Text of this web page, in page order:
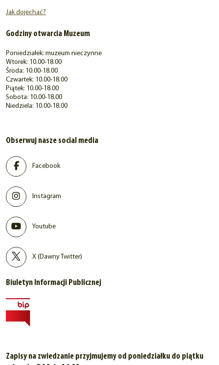
Jak dojechać?
Godziny otwarcia Muzeum
Poniedziałek: muzeum nieczynne
Wtorek: 10.00-18.00
Środa: 10.00-18.00
Czwartek: 10.00-18.00
Piątek: 10.00-18.00
Sobota: 10.00-18.00
Niedziela: 10.00-18.00
Obserwuj nasze social media
Facebook
Instagram
Youtube
X (Dawny Twitter)
Biuletyn Informacji Publicznej
Zapisy na zwiedzanie przyjmujemy od poniedziałku do piątku